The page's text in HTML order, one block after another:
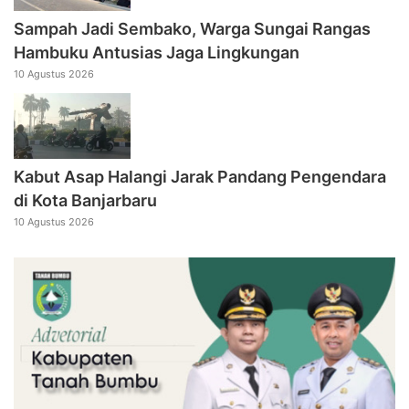
Sampah Jadi Sembako, Warga Sungai Rangas
Hambuku Antusias Jaga Lingkungan
10 Agustus 2026
Kabut Asap Halangi Jarak Pandang Pengendara
di Kota Banjarbaru
10 Agustus 2026